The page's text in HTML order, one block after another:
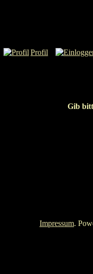
Profil
Gib
Impressum.